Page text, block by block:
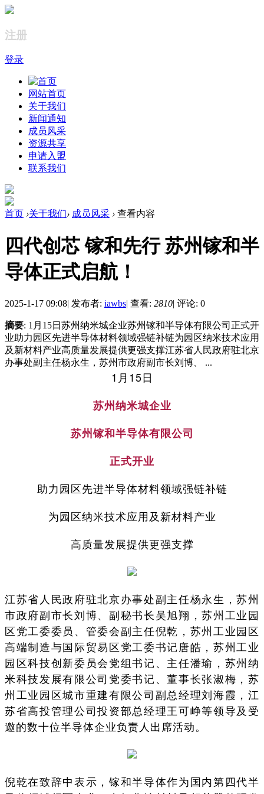
注册
登录
网站首页
关于我们
新闻通知
成员风采
资源共享
申请入盟
联系我们
首页 ›关于我们› 成员风采 › 查看内容
四代创芯 镓和先行 苏州镓和半
导体正式启航！
2025-1-17 09:08| 发布者: iawbs| 查看: 2810| 评论: 0
摘要: 1月15日苏州纳米城企业苏州镓和半导体有限公司正式开
业助力园区先进半导体材料领域强链补链为园区纳米技术应用
及新材料产业高质量发展提供更强支撑江苏省人民政府驻北京
办事处副主任杨永生，苏州市政府副市长刘博、 ...
1月15日
苏州纳米城企业
苏州镓和半导体有限公司
正式开业
助力园区先进半导体材料领域强链补链
为园区纳米技术应用及新材料产业
高质量发展提供更强支撑
江苏省人民政府驻北京办事处副主任杨永生，苏州
市政府副市长刘博、副秘书长吴旭翔，苏州工业园
区党工委委员、管委会副主任倪乾，苏州工业园区
高端制造与国际贸易区党工委书记唐皓，苏州工业
园区科技创新委员会党组书记、主任潘瑜，苏州纳
米科技发展有限公司党委书记、董事长张淑梅，苏
州工业园区城市重建有限公司副总经理刘海霞，江
苏省高投管理公司投资部总经理王可峥等领导及受
邀的数十位半导体企业负责人出席活动。
倪乾在致辞中表示，镓和半导体作为国内第四代半